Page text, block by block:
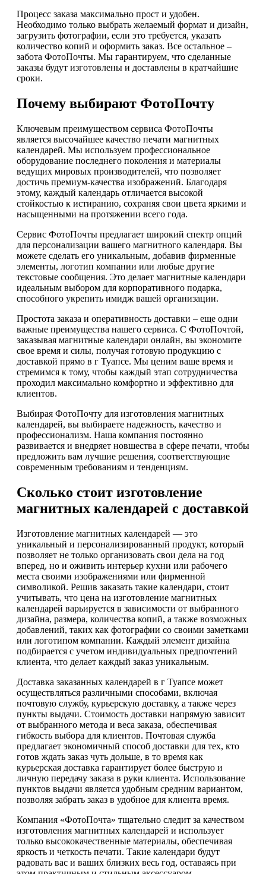
Процесс заказа максимально прост и удобен.
Необходимо только выбрать желаемый формат и дизайн,
загрузить фотографии, если это требуется, указать
количество копий и оформить заказ. Все остальное –
забота ФотоПочты. Мы гарантируем, что сделанные
заказы будут изготовлены и доставлены в кратчайшие
сроки.
Почему выбирают ФотоПочту
Ключевым преимуществом сервиса ФотоПочты
является высочайшее качество печати магнитных
календарей. Мы используем профессиональное
оборудование последнего поколения и материалы
ведущих мировых производителей, что позволяет
достичь премиум-качества изображений. Благодаря
этому, каждый календарь отличается высокой
стойкостью к истиранию, сохраняя свои цвета яркими и
насыщенными на протяжении всего года.
Сервис ФотоПочты предлагает широкий спектр опций
для персонализации вашего магнитного календаря. Вы
можете сделать его уникальным, добавив фирменные
элементы, логотип компании или любые другие
текстовые сообщения. Это делает магнитные календари
идеальным выбором для корпоративного подарка,
способного укрепить имидж вашей организации.
Простота заказа и оперативность доставки – еще одни
важные преимущества нашего сервиса. С ФотоПочтой,
заказывая магнитные календари онлайн, вы экономите
свое время и силы, получая готовую продукцию с
доставкой прямо в г Туапсе. Мы ценим ваше время и
стремимся к тому, чтобы каждый этап сотрудничества
проходил максимально комфортно и эффективно для
клиентов.
Выбирая ФотоПочту для изготовления магнитных
календарей, вы выбираете надежность, качество и
профессионализм. Наша компания постоянно
развивается и внедряет новшества в сфере печати, чтобы
предложить вам лучшие решения, соответствующие
современным требованиям и тенденциям.
Сколько стоит изготовление
магнитных календарей с доставкой
Изготовление магнитных календарей — это
уникальный и персонализированный продукт, который
позволяет не только организовать свои дела на год
вперед, но и оживить интерьер кухни или рабочего
места своими изображениями или фирменной
символикой. Решив заказать такие календари, стоит
учитывать, что цена на изготовление магнитных
календарей варьируется в зависимости от выбранного
дизайна, размера, количества копий, а также возможных
добавлений, таких как фотографии со своими заметками
или логотипом компании. Каждый элемент дизайна
подбирается с учетом индивидуальных предпочтений
клиента, что делает каждый заказ уникальным.
Доставка заказанных календарей в г Туапсе может
осуществляться различными способами, включая
почтовую службу, курьерскую доставку, а также через
пункты выдачи. Стоимость доставки напрямую зависит
от выбранного метода и веса заказа, обеспечивая
гибкость выбора для клиентов. Почтовая служба
предлагает экономичный способ доставки для тех, кто
готов ждать заказ чуть дольше, в то время как
курьерская доставка гарантирует более быструю и
личную передачу заказа в руки клиента. Использование
пунктов выдачи является удобным средним вариантом,
позволяя забрать заказ в удобное для клиента время.
Компания «ФотоПочта» тщательно следит за качеством
изготовления магнитных календарей и использует
только высококачественные материалы, обеспечивая
яркость и четкость печати. Такие календари будут
радовать вас и ваших близких весь год, оставаясь при